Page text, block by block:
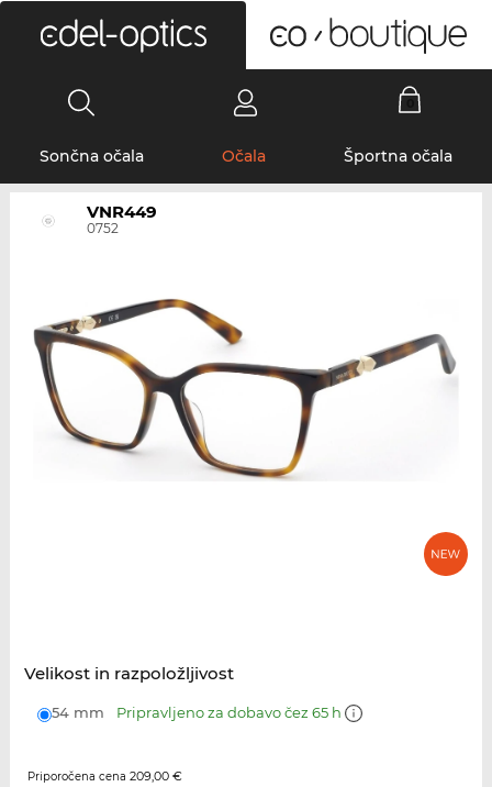
Sončna očala Očala Športna očala
VNR449
0752
Velikost in razpoložljivost
54 mm Pripravljeno za dobavo čez 65 h
Priporočena cena 209,00 €